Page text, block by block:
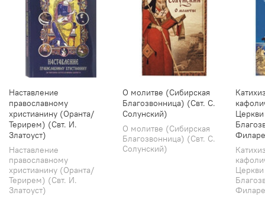
Наставление
православному
христианину (Оранта/
Терирем) (Свт. И.
Златоуст)
Наставление
православному
христианину (Оранта/
Терирем) (Свт. И.
Златоуст)
О молитве (Сибирская
Благозвонница) (Свт. С.
Солунский)
О молитве (Сибирская
Благозвонница) (Свт. С.
Солунский)